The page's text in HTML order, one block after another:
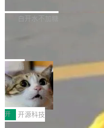
高质量游戏...
式2.0，可根据不同使用场景释
过 1528 名开发者，85% 说 AI
数据库，有一个图形后端。作
布，具体更新内容包括：
支持 --security superflag（
=...），与 Alpha 版本的格式一
管理 HTTP 端点进行授权。
<span><strong>警告：</
的 admin ...
白开水不加糖
块钱的玩意儿——一根小竹签，
系着涂了松香的线。甩起来，竹
——哇”的蝉鸣声。实物越来越难
把它做成了 Web 玩具，放在
c 上，并在 GitHub 开源。 玩
幕画圈，或者直接甩手机。页
局
30倍效率升级：解锁医学影
价值化的真实路径
完成一例腹部CT影像标注，张
20个小时。他必须在数百张连
笔勾画边界，一层一层识别肌
开 开源科技